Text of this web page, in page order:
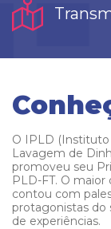
O IPLD (Instituto
Lavagem de
promoveu seu
PLD-FT. O
contou com
protagonistas do
de experiências.